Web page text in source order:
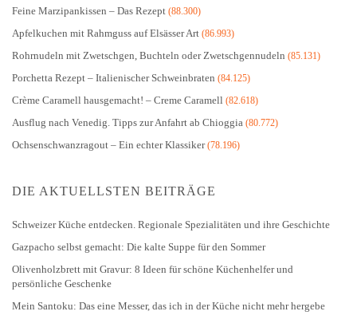
Feine Marzipankissen – Das Rezept (88.300)
Apfelkuchen mit Rahmguss auf Elsässer Art (86.993)
Rohrnudeln mit Zwetschgen, Buchteln oder Zwetschgennudeln (85.131)
Porchetta Rezept – Italienischer Schweinbraten (84.125)
Crème Caramell hausgemacht! – Creme Caramell (82.618)
Ausflug nach Venedig. Tipps zur Anfahrt ab Chioggia (80.772)
Ochsenschwanzragout – Ein echter Klassiker(78.196)
DIE AKTUELLSTEN BEITRÄGE
Schweizer Küche entdecken. Regionale Spezialitäten und ihre Geschichte
Gazpacho selbst gemacht: Die kalte Suppe für den Sommer
Olivenholzbrett mit Gravur: 8 Ideen für schöne Küchenhelfer und
persönliche Geschenke
Mein Santoku: Das eine Messer, das ich in der Küche nicht mehr hergebe